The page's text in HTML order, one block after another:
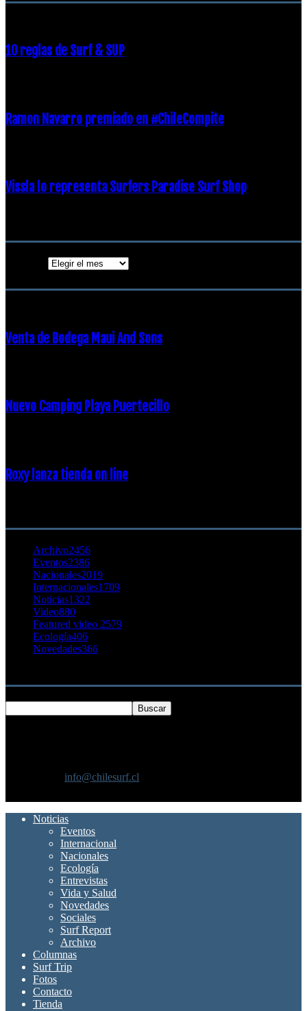
10 reglas de Surf & SUP
Ramon Navarro premiado en #ChileCompite
Vissla lo representa Surfers Paradise Surf Shop
Venta de Bodega Maui And Sons
Nuevo Camping Playa Puertecillo
Roxy lanza tienda on line
Archivo2456
Eventos2386
Nacionales2019
Internacionales1709
Noticias1322
Video880
Featured video 2579
Ecología406
Novedades366
info@chilesurf.cl
Noticias
Eventos
Internacional
Nacionales
Ecología
Entrevistas
Vida y Salud
Novedades
Sociales
Surf Report
Archivo
Columnas
Surf Trip
Fotos
Contacto
Tienda